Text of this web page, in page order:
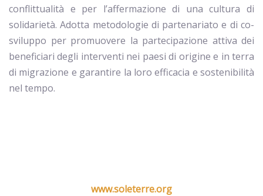
conflittualità e per l’affermazione di una cultura di
solidarietà. Adotta metodologie di partenariato e di co-
sviluppo per promuovere la partecipazione attiva dei
beneficiari degli interventi nei paesi di origine e in terra
di migrazione e garantire la loro efficacia e sostenibilità
nel tempo.
www.soleterre.org